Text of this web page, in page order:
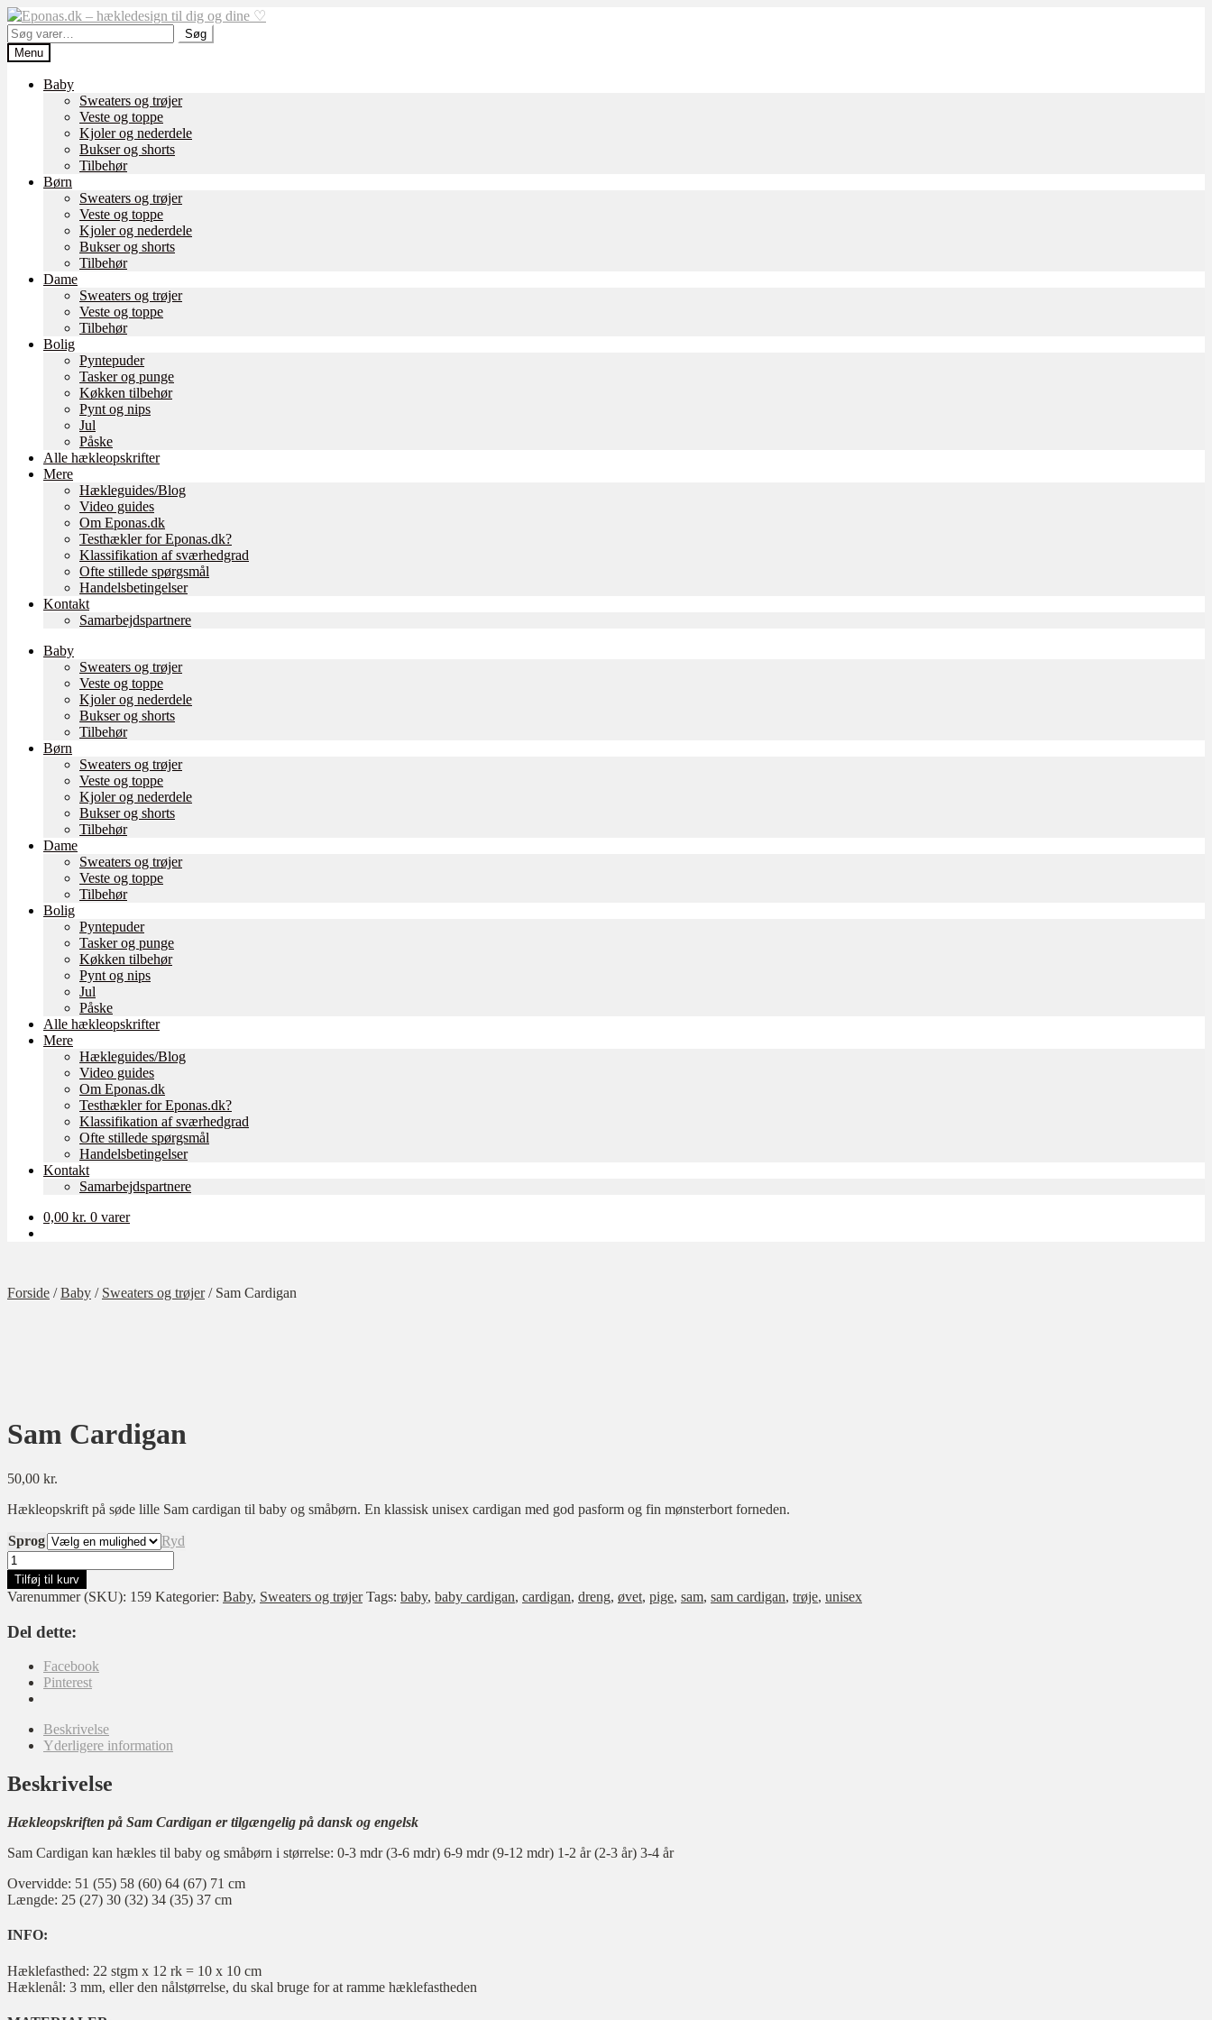
Spring
til
navigation
Spring
til
indhold
Søg
efter:
Søg
Menu
Baby
Sweaters og trøjer
Veste og toppe
Kjoler og nederdele
Bukser og shorts
Tilbehør
Børn
Sweaters og trøjer
Veste og toppe
Kjoler og nederdele
Bukser og shorts
Tilbehør
Dame
Sweaters og trøjer
Veste og toppe
Tilbehør
Bolig
Pyntepuder
Tasker og punge
Køkken tilbehør
Pynt og nips
Jul
Påske
Alle hækleopskrifter
Mere
Hækleguides/Blog
Video guides
Om Eponas.dk
Testhækler for Eponas.dk?
Klassifikation af sværhedgrad
Ofte stillede spørgsmål
Handelsbetingelser
Kontakt
Samarbejdspartnere
Baby
Sweaters og trøjer
Veste og toppe
Kjoler og nederdele
Bukser og shorts
Tilbehør
Børn
Sweaters og trøjer
Veste og toppe
Kjoler og nederdele
Bukser og shorts
Tilbehør
Dame
Sweaters og trøjer
Veste og toppe
Tilbehør
Bolig
Pyntepuder
Tasker og punge
Køkken tilbehør
Pynt og nips
Jul
Påske
Alle hækleopskrifter
Mere
Hækleguides/Blog
Video guides
Om Eponas.dk
Testhækler for Eponas.dk?
Klassifikation af sværhedgrad
Ofte stillede spørgsmål
Handelsbetingelser
Kontakt
Samarbejdspartnere
0,00 kr. 0 varer
Forside /Baby / Sweaters og trøjer/ Sam Cardigan
Sam Cardigan
50,00 kr.
Hækleopskrift på søde lille Sam cardigan til baby og småbørn. En klassisk unisex cardigan med god pasform og fin mønsterbort forneden.
Sprog
Ryd
Sam
Cardigan
antal
Tilføj til kurv
Varenummer (SKU): 159 Kategorier: Baby, Sweaters og trøjer Tags: baby, baby cardigan, cardigan, dreng, øvet, pige, sam, sam cardigan, trøje, unisex
Del dette:
Facebook
Pinterest
Beskrivelse
Yderligere information
Beskrivelse
Hækleopskriften på Sam Cardigan er tilgængelig på dansk og engelsk
Sam Cardigan kan hækles til baby og småbørn i størrelse: 0-3 mdr (3-6 mdr) 6-9 mdr (9-12 mdr) 1-2 år (2-3 år) 3-4 år
Overvidde: 51 (55) 58 (60) 64 (67) 71 cm
Længde: 25 (27) 30 (32) 34 (35) 37 cm
INFO:
Hæklefasthed: 22 stgm x 12 rk = 10 x 10 cm
Hæklenål: 3 mm, eller den nålstørrelse, du skal bruge for at ramme hæklefastheden